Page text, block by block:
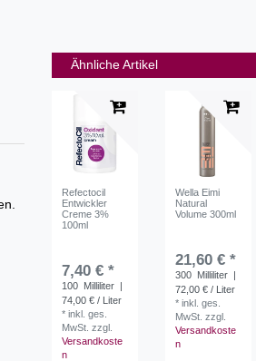
Ähnliche Artikel
Refectocil
Entwickler
Creme 3%
100ml
7,40 € *
100 Milliliter |
74,00 € / Liter
*inkl. ges.
MwSt. zzgl.
Versandkoste
n
Wella Eimi
Natural
Volume 300ml
21,60 € *
300 Milliliter |
72,00 € / Liter
*inkl. ges.
MwSt. zzgl.
Versandkoste
n